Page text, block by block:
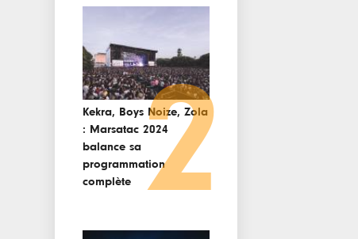
Kekra, Boys Noize, Zola
: Marsatac 2024
balance sa
programmation
complète
2